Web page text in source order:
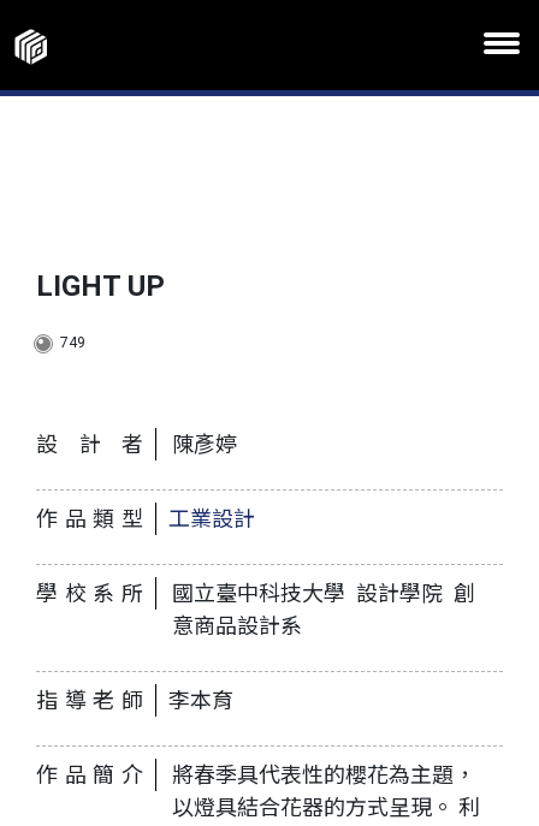
LIGHT UP
749
設計者 陳彥婷
作品類型 工業設計
學校系所
國立臺中科技大學 設計學院 創
意商品設計系
指導老師 李本育
作品簡介
將春季具代表性的櫻花為主題，
以燈具結合花器的方式呈現。 利